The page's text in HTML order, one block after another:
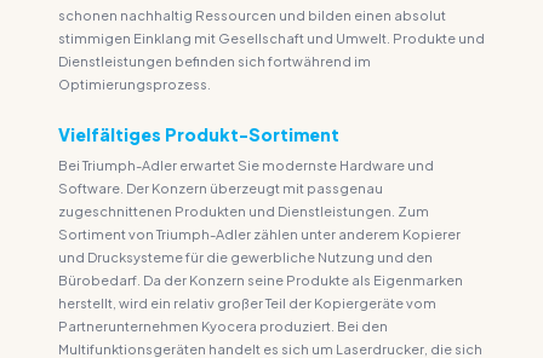
schonen nachhaltig Ressourcen und bilden einen absolut
stimmigen Einklang mit Gesellschaft und Umwelt. Produkte und
Dienstleistungen befinden sich fortwährend im
Optimierungsprozess.
Vielfältiges Produkt-Sortiment
Bei Triumph-Adler erwartet Sie modernste Hardware und
Software. Der Konzern überzeugt mit passgenau
zugeschnittenen Produkten und Dienstleistungen. Zum
Sortiment von Triumph-Adler zählen unter anderem Kopierer
und Drucksysteme für die gewerbliche Nutzung und den
Bürobedarf. Da der Konzern seine Produkte als Eigenmarken
herstellt, wird ein relativ großer Teil der Kopiergeräte vom
Partnerunternehmen Kyocera produziert. Bei den
Multifunktionsgeräten handelt es sich um Laserdrucker, die sich